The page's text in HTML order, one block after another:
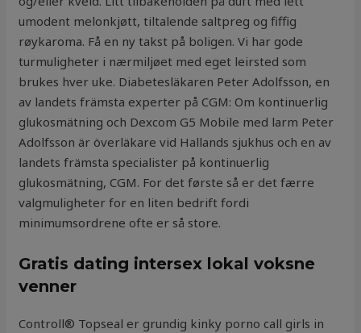
umodent melonkjøtt, tiltalende saltpreg og fiffig
røykaroma. Få en ny takst på boligen. Vi har gode
turmuligheter i nærmiljøet med eget leirsted som
brukes hver uke. Diabetesläkaren Peter Adolfsson, en
av landets främsta experter på CGM: Om kontinuerlig
glukosmätning och Dexcom G5 Mobile med larm Peter
Adolfsson är överläkare vid Hallands sjukhus och en av
landets främsta specialister på kontinuerlig
glukosmätning, CGM. For det første så er det færre
valgmuligheter for en liten bedrift fordi
minimumsordrene ofte er så store.
Gratis dating intersex lokal voksne
venner
Controll® Topseal er grundig kinky porno call girls in